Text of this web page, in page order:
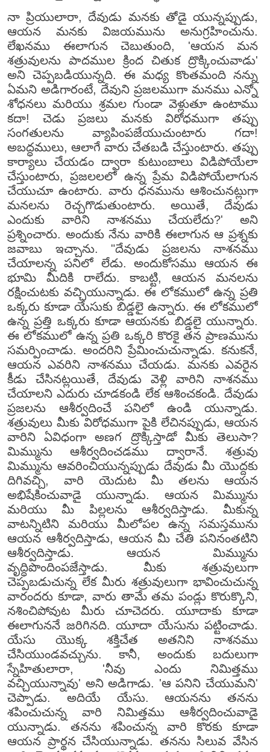
నా ప్రియులారా, దేవుడు మనకు తోడై యున్నప్పుడు,
ఆయన మనకు విజయమును అనుగ్రహించును.
లేఖనము ఈలాగున చెబుతుంది, 'ఆయన మన
శత్రువులను పాదముల క్రింద చితుక ద్రొక్కించువాడు'
అని చెప్పబడియున్నది. ఈ మధ్య కొంతమంది నన్ను
ఏమని అడిగారంటే, దేవుని ప్రజలముగా మనము ఎన్నో
శోధనలు మరియు శ్రమల గుండా వెళ్లుతూ ఉంటాము
కదా! చెడు ప్రజలు మనకు విరోధముగా తప్పు
సంగతులను వ్యాపింపజేయుచుంటారు గదా!
అబద్ధములు, ఆలాగే వారు చేతబడి చేస్తుంటారు. తప్పు
కార్యాలు చేయడం ద్వారా కుటుంబాలు విడిపోయేలా
చేస్తుంటారు, ప్రజలలలో ఉన్న ప్రేమ విడిపోయేలాగున
చేయుచూ ఉంటారు. వారు ధనమును ఆశించునట్లుగా
మనలను రెచ్చగొడుతుంటారు. అయితే, దేవుడు
ఎందుకు వారిని నాశనము చేయలేదు?' అని
ప్రశ్నించారు. అందుకు నేను వారికి ఈలాగున ఆ ప్రశ్నకు
జవాబు ఇచ్చాను. "దేవుడు ప్రజలను నాశనము
చేయాలన్న పనిలో లేడు. అందుకోసము ఆయన ఈ
భూమి మీదికి రాలేదు. కాబట్టి, ఆయన మనలను
రక్షించుటకు వచ్చియున్నాడు. ఈ లోకములో ఉన్న ప్రతి
ఒక్కరు కూడా యేసుకు బిడ్డలై ఉన్నారు. ఈ లోకములో
ఉన్న ప్రత్తి ఒక్కరు కూడా ఆయనకు బిడ్డలై యున్నారు.
ఈ లోకములో ఉన్న ప్రతి ఒక్కరి కొరకై తన ప్రాణమును
సమర్పించాడు. అందరిని ప్రేమించుచున్నాడు. కనుకనే,
ఆయన ఎవరిని నాశనము చేయడు. మనకు ఎవరైన
కీడు చేసినట్లయితే, దేవుడు వెళ్లి వారిని నాశనము
చేయాలని ఎదురు చూడకండి లేక ఆశించకండి. దేవుడు
ప్రజలను ఆశీర్వదించే పనిలో ఉండి యున్నాడు.
శత్రువులు మీకు విరోధముగా పైకి లేచినప్పుడు, ఆయన
వారిని ఏవిధంగా అణగ ద్రొక్కిస్తాడో మీకు తెలుసా?
మిమ్మును ఆశీర్వదించడము ద్వారానే. శత్రువు
మిమ్మును ఆవరించియున్నప్పుడు దేవుడు మీ యొద్దకు
దిగివచ్చి, వారి యెదుట మీ తలను ఆయన
అభిషేకించువాడై యున్నాడు. ఆయన మిమ్మును
మరియు మీ పిల్లలను ఆశీర్వదిస్తాడు. మీకున్న
వాటన్నిటిని మరియు మీలోపల ఉన్న సమస్తమును
ఆయన ఆశీర్వదిస్తాడు, ఆయన మీ చేతి పనినంతటిని
ఆశీర్వదిస్తాడు. ఆయన మిమ్మును
వృద్ధిపొందింపజేస్తాడు. మీకు శత్రువులుగా
చెప్పబడుచున్న లేక మీరు శత్రువులుగా భావించుచున్న
వారందరు కూడా, వారు తామే తమ పండ్లు కొరుక్కొని,
నశించిపోవుట మీరు చూచెదరు. యూదాకు కూడా
ఈలాగుననే జరిగినది. యూదా యేసును పట్టించాడు.
యేసు యొక్క శక్తిచేత అతనిని నాశనము
చేసియుండవచ్చును. కానీ, అందుకు బదులుగా
స్నేహితులారా, 'నీవు ఎందు నిమిత్తము
వచ్చియున్నావు' అని అడిగాడు. 'ఆ పనిని చేయుమని'
చెప్పాడు. అదియే యేసు. ఆయనను తనను
శపించుచున్న వారి నిమిత్తము ఆశీర్వదించువాడై
యున్నాడు. తనను శపించున్న వారి కొరకు కూడా
ఆయన ప్రార్థన చేసియున్నాడు. తనను సిలువ వేసిన